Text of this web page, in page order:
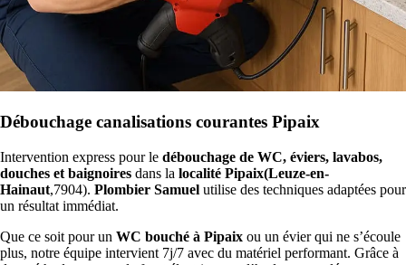
Débouchage canalisations courantes Pipaix
Intervention express pour le débouchage de WC, éviers, lavabos,
douches et baignoires dans la localité Pipaix(Leuze-en-
Hainaut,7904). Plombier Samuel utilise des techniques adaptées pour
un résultat immédiat.
Que ce soit pour un WC bouché à Pipaix ou un évier qui ne s’écoule
plus, notre équipe intervient 7j/7 avec du matériel performant. Grâce à